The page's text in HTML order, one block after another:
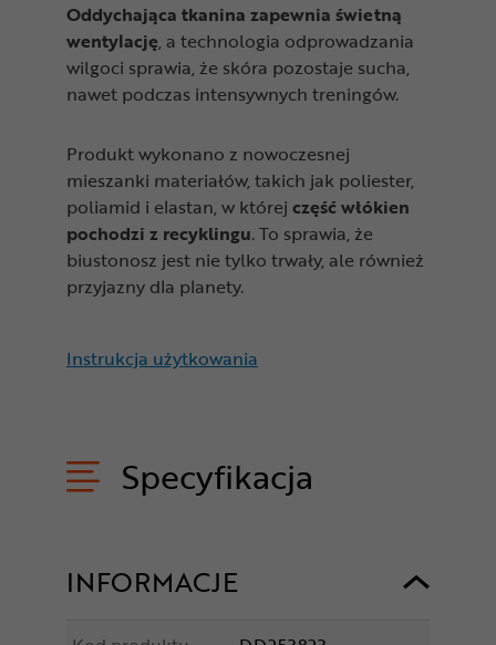
Oddychająca tkanina zapewnia świetną
wentylację, a technologia odprowadzania
wilgoci sprawia, że skóra pozostaje sucha,
nawet podczas intensywnych treningów.
Produkt wykonano z nowoczesnej
mieszanki materiałów, takich jak poliester,
poliamid i elastan, w której część włókien
pochodzi z recyklingu. To sprawia, że
biustonosz jest nie tylko trwały, ale również
przyjazny dla planety.
Instrukcja użytkowania
Specyfikacja
INFORMACJE